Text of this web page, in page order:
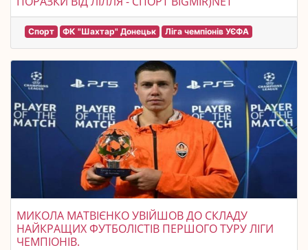
Спорт ФК "Шахтар" Донецьк Ліга чемпіонів УЄФА
МИКОЛА МАТВІЄНКО УВІЙШОВ ДО СКЛАДУ
НАЙКРАЩИХ ФУТБОЛІСТІВ ПЕРШОГО ТУРУ ЛІГИ
ЧЕМПІОНІВ.